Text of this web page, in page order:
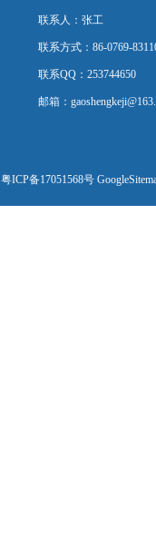
联系人：张工
联系方式：86-0769-
联系QQ：253744650
邮箱：
粤ICP备17051568号